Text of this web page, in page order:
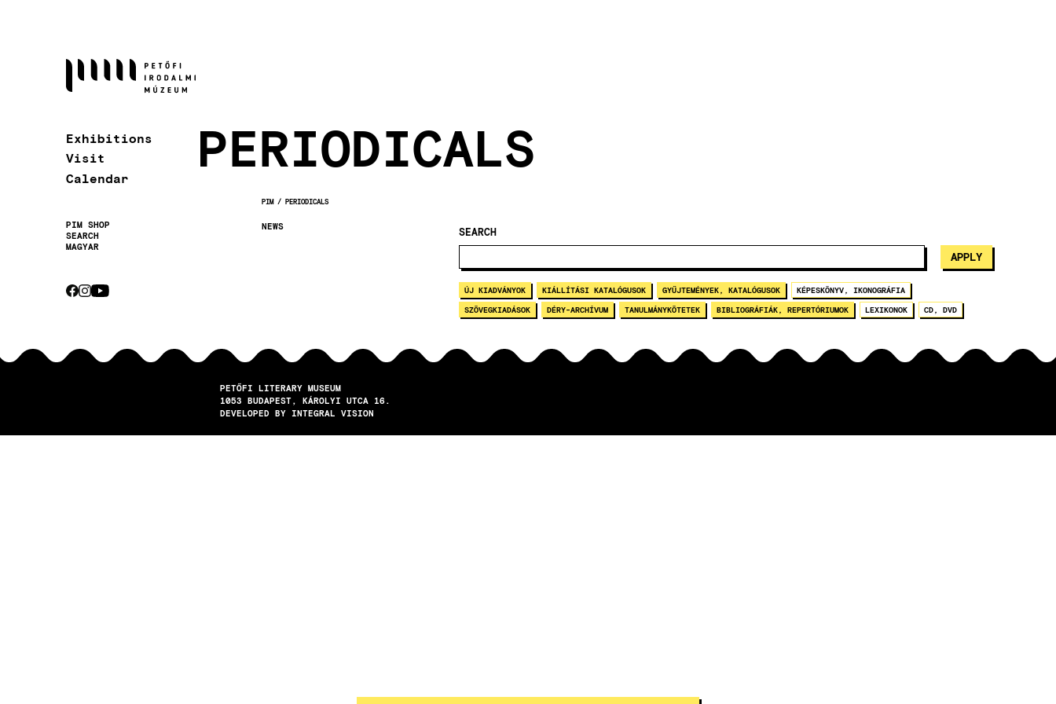
Exhibitions
Visit
Calendar
Secondary
PIM SHOP
SEARCH
MAGYAR
PIM PERIODICALS
NEWS
PERIODICALS
SEARCH
ÚJ KIADVÁNYOK KIÁLLÍTÁSI KATALÓGUSOK GYŰJTEMÉNYEK, KATALÓGUSOK KÉPESKÖNYV, IKONOGRÁFIA
SZÖVEGKIADÁSOK DÉRY-ARCHÍVUM TANULMÁNYKÖTETEK BIBLIOGRÁFIÁK, REPERTÓRIUMOK LEXIKONOK CD, DVD
PETŐFI LITERARY MUSEUM
1053
BUDAPEST
KÁROLYI UTCA 16.
DEVELOPED BY INTEGRAL VISION